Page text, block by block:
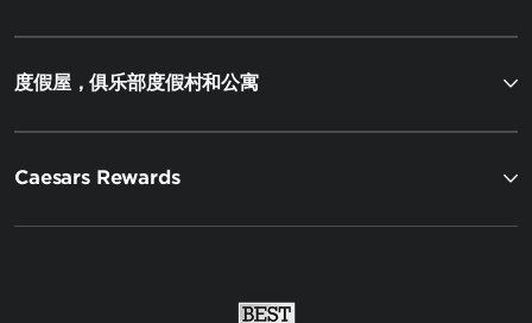
度假屋，俱乐部度假村和公寓
Caesars Rewards